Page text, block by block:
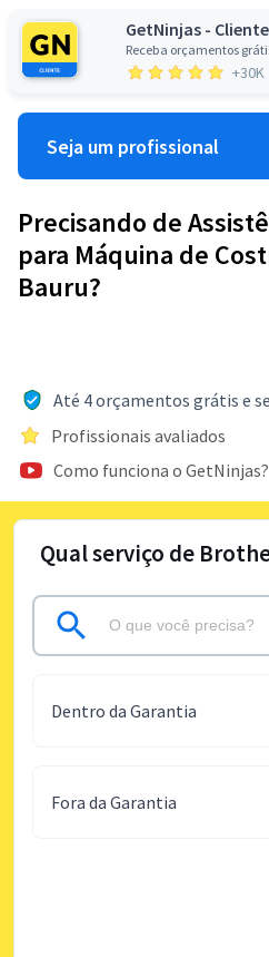
GetNinjas - Cliente
Receba orçamentos
+30K
Seja um profissional
Precisando de
para Máquina de
Bauru?
Até 4 orçamentos grátis e
Profissionais avaliados
Como funciona o GetNinjas?
Qual serviço de
Dentro da Garantia
Fora da Garantia